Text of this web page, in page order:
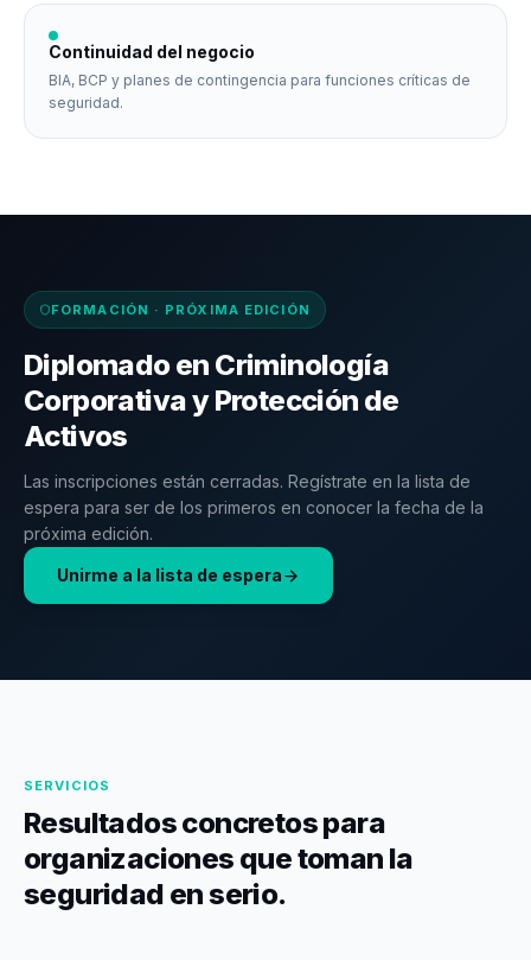
Continuidad del negocio
BIA, BCP y planes de contingencia para funciones críticas de
seguridad.
FORMACIÓN · PRÓXIMA EDICIÓN
Diplomado en Criminología
Corporativa y Protección de
Activos
Las inscripciones están cerradas. Regístrate en la lista de
espera para ser de los primeros en conocer la fecha de la
próxima edición.
Unirme a la lista de espera
SERVICIOS
Resultados concretos para
organizaciones que toman la
seguridad en serio.